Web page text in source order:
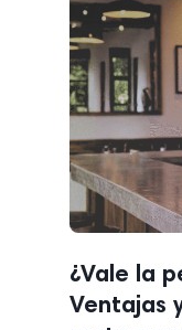
¿Vale la
Ventajas